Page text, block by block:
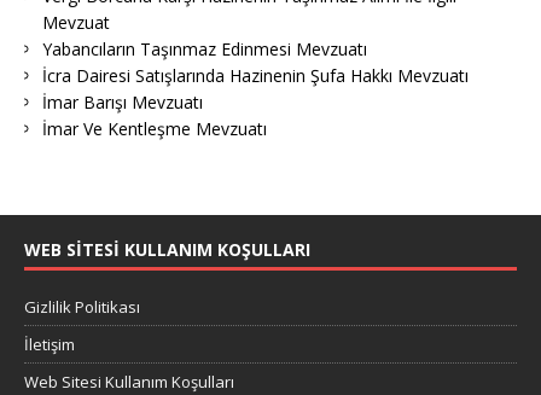
Mevzuat
Yabancıların Taşınmaz Edinmesi Mevzuatı
İcra Dairesi Satışlarında Hazinenin Şufa Hakkı Mevzuatı
İmar Barışı Mevzuatı
İmar Ve Kentleşme Mevzuatı
WEB SITESI KULLANIM KOŞULLARI
Gizlilik Politikası
İletişim
Web Sitesi Kullanım Koşulları